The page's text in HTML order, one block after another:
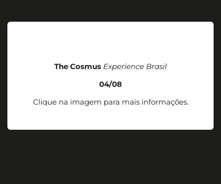
The Cosmus Experience Brasil
04/08
Clique na imagem para mais informações.